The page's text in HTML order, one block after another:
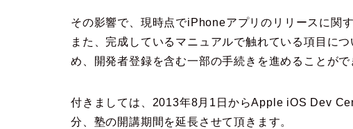
その影響で、現時点でiPhoneアプリのリリースに関
また、完成しているマニュアルで触れている項目に
め、開発者登録を含む一部の手続きを進めることがで
付きましては、2013年8月1日からApple iOS Dev
分、塾の開講期間を延長させて頂きます。